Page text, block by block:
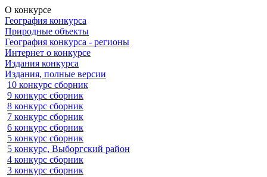
О конкурсе
География конкурса
Природные объекты
География конкурса - регионы
Интернет о конкурсе
Издания конкурса
Издания, полные версии
10 конкурс сборник
9 конкурс сборник
8 конкурс сборник
7 конкурс сборник
6 конкурс сборник
5 конкурс сборник
5 конкурс, Выборгский район
4 конкурс сборник
3 конкурс сборник